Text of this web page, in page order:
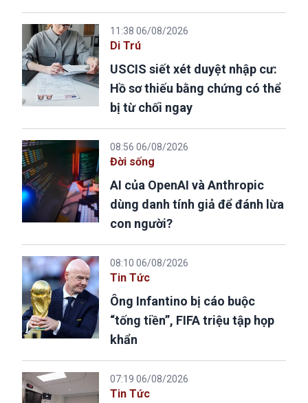
11:38 06/08/2026
Di Trú
USCIS siết xét duyệt nhập cư:
Hồ sơ thiếu bằng chứng có thể
bị từ chối ngay
08:56 06/08/2026
Đời sống
AI của OpenAI và Anthropic
dùng danh tính giả để đánh lừa
con người?
08:10 06/08/2026
Tin Tức
Ông Infantino bị cáo buộc
“tống tiền”, FIFA triệu tập họp
khẩn
07:19 06/08/2026
Tin Tức